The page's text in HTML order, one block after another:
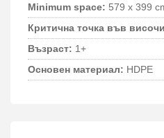
Minimum space: 579 x 399
Критична точка във
Възраст: 1+
Основен материал: HDPE